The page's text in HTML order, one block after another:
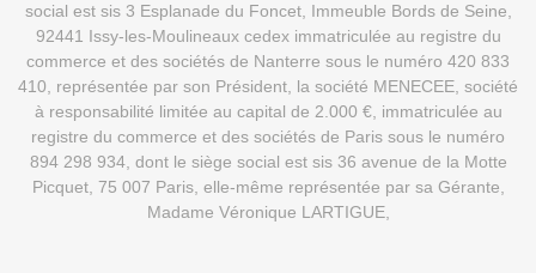
social est sis 3 Esplanade du Foncet, Immeuble Bords de Seine,
92441 Issy-les-Moulineaux cedex immatriculée au registre du
commerce et des sociétés de Nanterre sous le numéro 420 833
410, représentée par son Président, la société MENECEE, société
à responsabilité limitée au capital de 2.000 €, immatriculée au
registre du commerce et des sociétés de Paris sous le numéro
894 298 934, dont le siège social est sis 36 avenue de la Motte
Picquet, 75 007 Paris, elle-même représentée par sa Gérante,
Madame Véronique LARTIGUE,